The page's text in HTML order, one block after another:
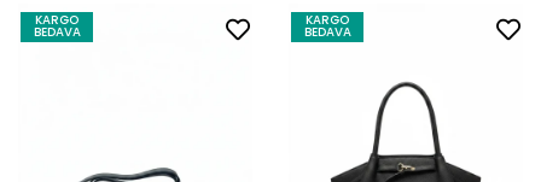
KARGO
BEDAVA
KARGO
BEDAVA